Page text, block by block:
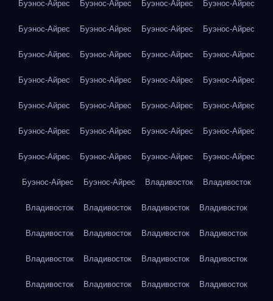
Буэнос-Айрес Буэнос-Айрес Буэнос-Айрес Буэнос-Айрес
Буэнос-Айрес Буэнос-Айрес Буэнос-Айрес Буэнос-Айрес
Буэнос-Айрес Буэнос-Айрес Буэнос-Айрес Буэнос-Айрес
Буэнос-Айрес Буэнос-Айрес Буэнос-Айрес Буэнос-Айрес
Буэнос-Айрес Буэнос-Айрес Буэнос-Айрес Буэнос-Айрес
Буэнос-Айрес Буэнос-Айрес Буэнос-Айрес Буэнос-Айрес
Буэнос-Айрес Буэнос-Айрес Буэнос-Айрес Буэнос-Айрес
Буэнос-Айрес Буэнос-Айрес Владивосток Владивосток
Владивосток Владивосток Владивосток Владивосток
Владивосток Владивосток Владивосток Владивосток
Владивосток Владивосток Владивосток Владивосток
Владивосток Владивосток Владивосток Владивосток